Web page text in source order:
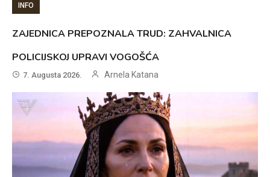
INFO
ZAJEDNICA PREPOZNALA TRUD: ZAHVALNICA
POLICIJSKOJ UPRAVI VOGOŠĆA
7. Augusta 2026. Arnela Katana